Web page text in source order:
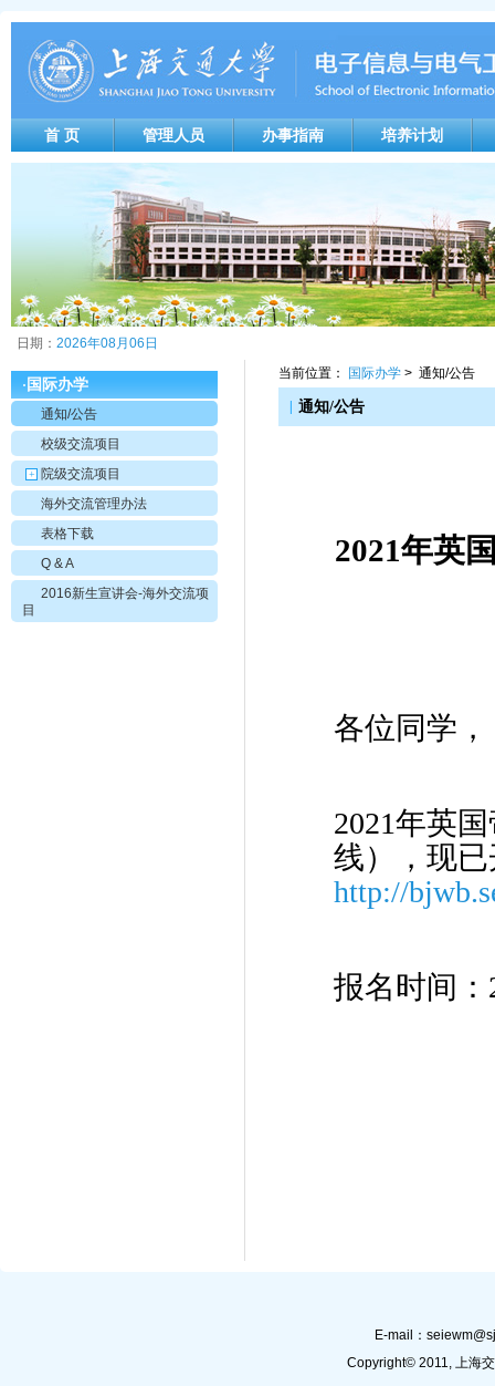
首 页 管理人员 办事指南 培养计划
日期： 2026年08月06日
· 国际办学
通知/公告
校级交流项目
+
院级交流项目
海外交流管理办法
表格下载
Q & A
2016新生宣讲会-海外交流项
目
当前位置： 国际办学 > 通知/公告
通知/公告
2021年英
各位同学，
2021年英
线），现
http://
报名时间：
E-mail：
Copyright© 2011, 上海